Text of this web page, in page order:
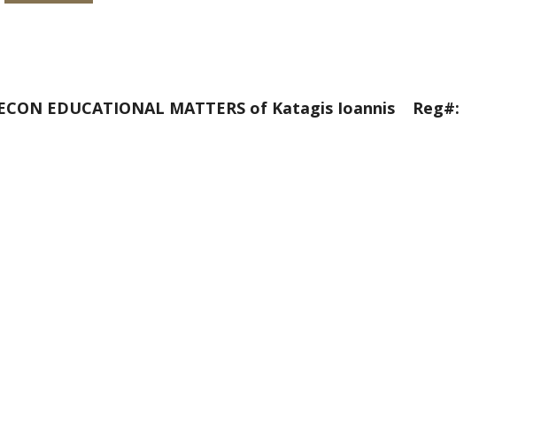
EDUCATIONAL MATTERS of Katagis Ioannis Reg#: